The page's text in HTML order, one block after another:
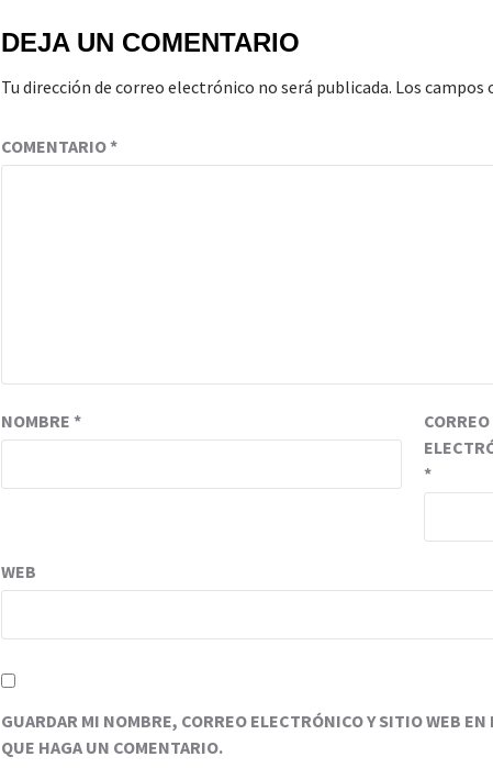
DEJA UN COMENTARIO
Tu dirección de correo electrónico no será publicada. Los campos
COMENTARIO*
NOMBRE *
CORREO
*
WEB
GUARDAR MI NOMBRE, CORREO ELECTRÓNICO Y SITIO WEB
QUE HAGA UN COMENTARIO.